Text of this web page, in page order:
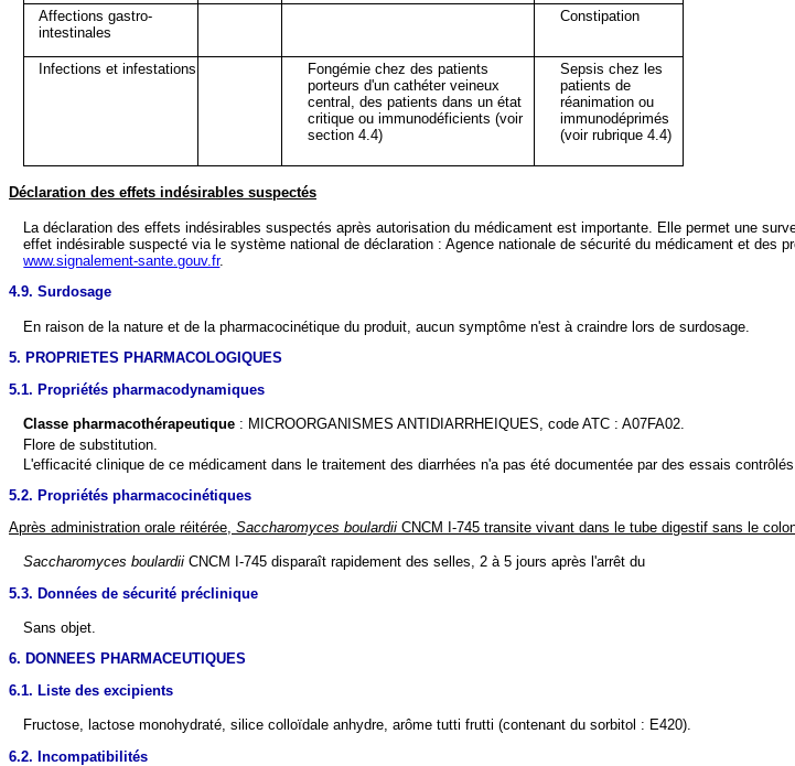
Affections gastro-
intestinales
Constipation
Infections et infestations
Fongémie chez des patients
porteurs d'un cathéter veineux
central, des patients dans un état
critique ou immunodéficients (voir
section 4.4)
Sepsis chez les
patients de
réanimation ou
immunodéprimés
(voir rubrique 4.4)
Déclaration des effets indésirables suspectés
La déclaration des effets indésirables suspectés après autorisation du médicament est importante. Elle permet une
effet indésirable suspecté via le système national de déclaration : Agence nationale de sécurité du médicament et des
www.signalement-sante.gouv.fr.
4.9. Surdosage
En raison de la nature et de la pharmacocinétique du produit, aucun symptôme n'est à craindre lors de surdosage.
5. PROPRIETES PHARMACOLOGIQUES
5.1. Propriétés pharmacodynamiques
Classe pharmacothérapeutique : MICROORGANISMES ANTIDIARRHEIQUES, code ATC : A07FA02.
Flore de substitution.
L'efficacité clinique de ce médicament dans le traitement des diarrhées n'a pas été documentée par des essais contrôlés.
5.2. Propriétés pharmacocinétiques
Après administration orale réitérée, Saccharomyces boulardii CNCM I-745 transite vivant dans le tube digestif sans le
Saccharomyces boulardii CNCM I-745 disparaît rapidement des selles, 2 à 5 jours après l'arrêt du
5.3. Données de sécurité préclinique
Sans objet.
6. DONNEES PHARMACEUTIQUES
6.1. Liste des excipients
Fructose, lactose monohydraté, silice colloïdale anhydre, arôme tutti frutti (contenant du sorbitol : E420).
6.2. Incompatibilités